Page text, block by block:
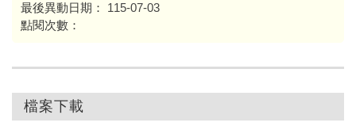
最後異動日期：
115-07-03
點閱次數：
檔案下載